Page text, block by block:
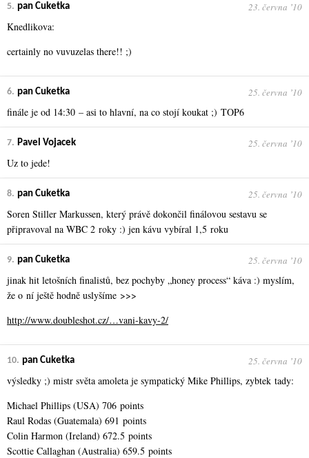
5. pan Cuketka 23. června ʼ10
Knedlikova:
certainly no vuvuzelas there!! ;)
6. pan Cuketka 25. června ʼ10
finále je od 14:30 – asi to hlavní, na co stojí koukat ;) TOP6
7. Pavel Vojacek 25. června ʼ10
Uz to jede!
8. pan Cuketka 25. června ʼ10
Soren Stiller Markussen, který právě dokončil finálovou sestavu se
připravoval na WBC 2 roky :) jen kávu vybíral 1,5 roku
9. pan Cuketka 25. června ʼ10
jinak hit letošních finalistů, bez pochyby „honey process“ káva :) myslím,
že o ní ještě hodně uslyšíme >>>
http://www.doubleshot.cz/…vani-kavy-2/
10. pan Cuketka 25. června ʼ10
výsledky ;) mistr světa amoleta je sympatický Mike Phillips, zybtek tady:
Michael Phillips (USA) 706 points
Raul Rodas (Guatemala) 691 points
Colin Harmon (Ireland) 672.5 points
Scottie Callaghan (Australia) 659.5 points